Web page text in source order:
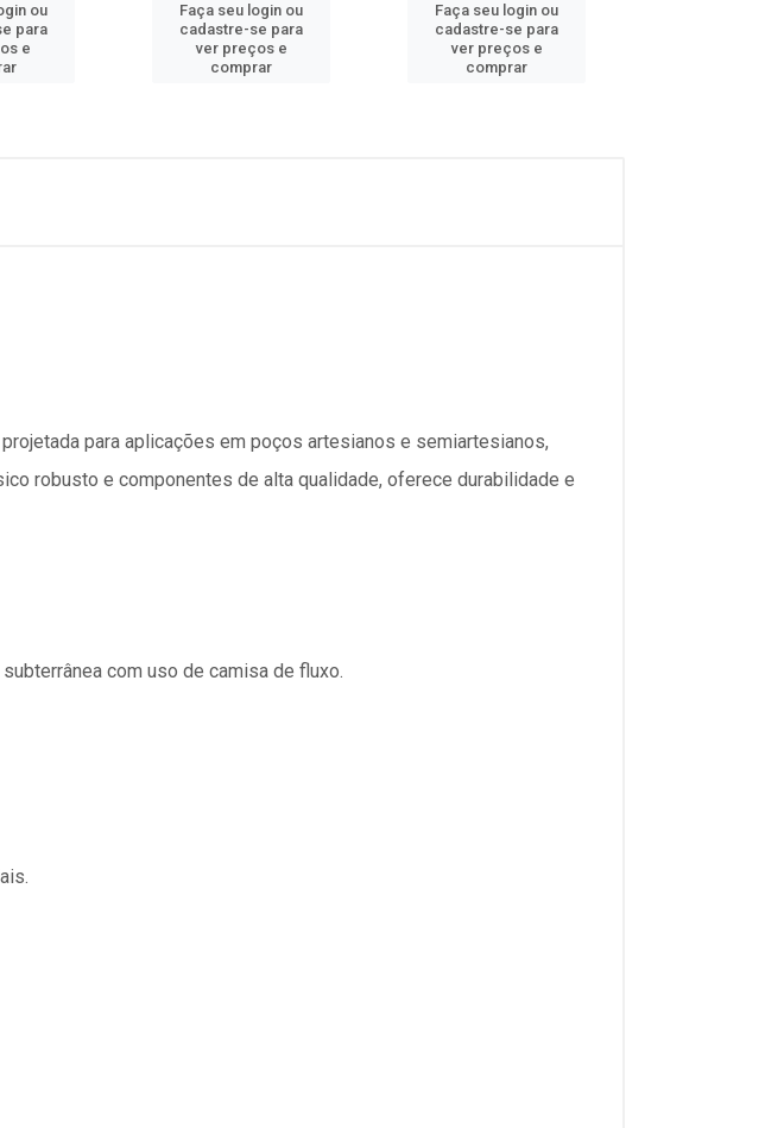
ou
para
e
Faça seu login ou
cadastre-se para
ver preços e
comprar
Faça seu login ou
cadastre-se para
ver preços e
comprar
para aplicações em poços artesianos e semiartesianos,
robusto e componentes de alta qualidade, oferece durabilidade e
com uso de camisa de fluxo.